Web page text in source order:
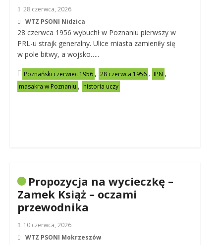
28 czerwca, 2026
WTZ PSONI Nidzica
28 czerwca 1956 wybuchł w Poznaniu pierwszy w
PRL-u strajk generalny. Ulice miasta zamieniły się
w pole bitwy, a wojsko…..
Poznański czerwiec 1956 , 28 czerwca 1956 , IPN ,
masakra w Poznaniu , historia uczy
Propozycja na wycieczkę –
Zamek Książ – oczami
przewodnika
10 czerwca, 2026
WTZ PSONI Mokrzeszów